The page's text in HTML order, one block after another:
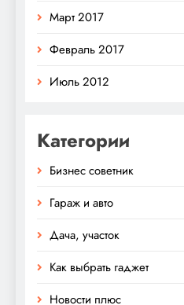
Март 2017
Февраль 2017
Июль 2012
Категории
Бизнес советник
Гараж и авто
Дача, участок
Как выбрать гаджет
Новости плюс